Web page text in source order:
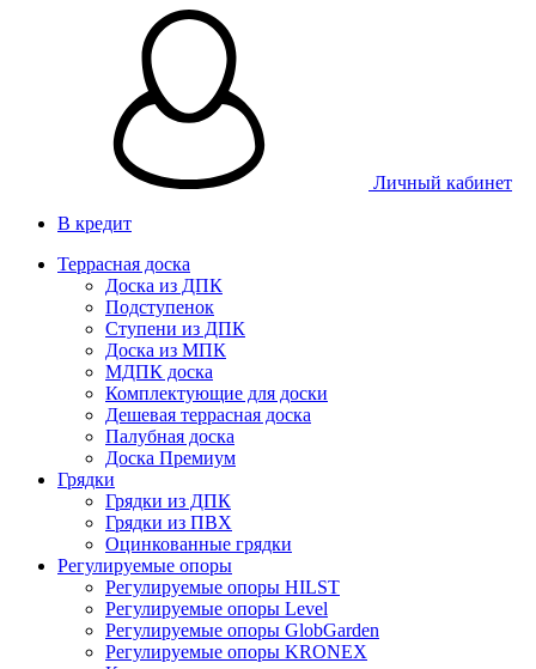
Личный кабинет
В кредит
Террасная доска
Доска из ДПК
Подступенок
Ступени из ДПК
Доска из МПК
МДПК доска
Комплектующие для доски
Дешевая террасная доска
Палубная доска
Доска Премиум
Грядки
Грядки из ДПК
Грядки из ПВХ
Оцинкованные грядки
Регулируемые опоры
Регулируемые опоры HILST
Регулируемые опоры Level
Регулируемые опоры GlobGarden
Регулируемые опоры KRONEX